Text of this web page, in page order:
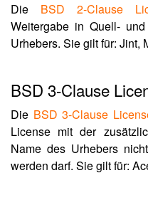
Die BSD 2-Clause
Weitergabe in Quell-
Urhebers. Sie gilt für: Jint,
BSD 3-Clause
Die BSD 3-Clause
License mit der
Name des Urhebers
werden darf. Sie gilt für: